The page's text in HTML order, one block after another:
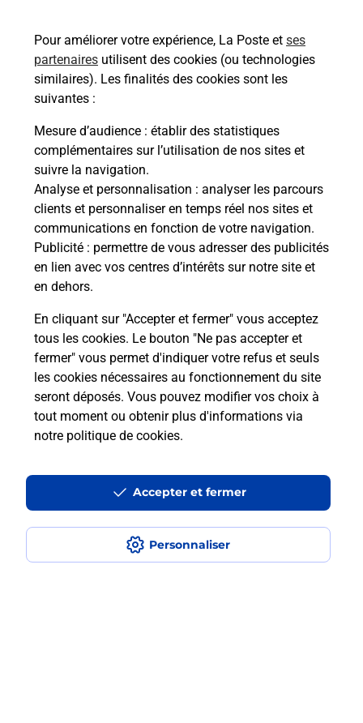
Pour améliorer votre expérience, La Poste et ses
partenaires utilisent des cookies (ou technologies
similaires). Les finalités des cookies sont les
suivantes :
Mesure d’audience : établir des statistiques
complémentaires sur l’utilisation de nos sites et
suivre la navigation.
Analyse et personnalisation : analyser les parcours
clients et personnaliser en temps réel nos sites et
communications en fonction de votre navigation.
Publicité : permettre de vous adresser des publicités
en lien avec vos centres d’intérêts sur notre site et
en dehors.
En cliquant sur "Accepter et fermer" vous acceptez
tous les cookies. Le bouton "Ne pas accepter et
fermer" vous permet d'indiquer votre refus et seuls
les cookies nécessaires au fonctionnement du site
seront déposés. Vous pouvez modifier vos choix à
tout moment ou obtenir plus d'informations via
notre politique de cookies.
Personnaliser
Accepter et fermer
Services
En savoir plus
Envoyer un colis
GARIBALDI (06300) ? Découvrez toutes les
solutions proposées par La Poste.
En savoir plus
Quel est le prix d’une numérisation ?